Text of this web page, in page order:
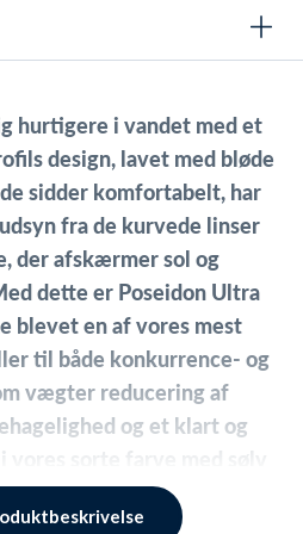
hurtigere i vandet med et
design, lavet med bløde
sidder komfortabelt, har
fra de kurvede linser
der afskærmer sol og
dette er Poseidon Ultra
blevet en af vores mest
til både konkurrence- og
vægter reducering af
og et klart og
sorte farve med sølv